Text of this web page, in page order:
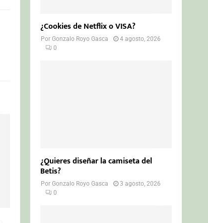
¿Cookies de Netflix o VISA?
PorGonzalo Royo Gasca
4 agosto, 2026
0
¿Quieres diseñar la camiseta del
Betis?
PorGonzalo Royo Gasca
3 agosto, 2026
0